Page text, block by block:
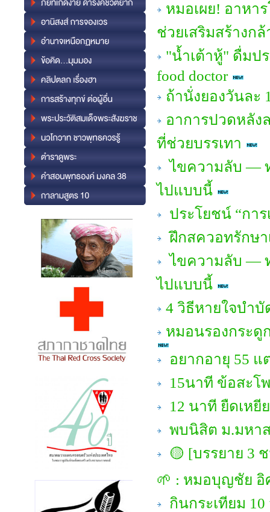
หมอเผย! อาหา
ช่วยเสริมสร้างกล้
"น้ำเต้าหู้" ดื่มป
food doctor
ถ้านั่งยองวันละ
อาการปวดหลัง
ที่ช่วยบรรเทา
ไขความลับ —
ไปแบบนี้
ประโยชน์ “การ
ฝึกสควอทรักษา
ไขความลับ —
ไปแบบนี้
4 วิธีหายใจบำ
หมอนรองกระดู
อยากอายุ 55 แ
15นาที ข้อสะโ
12 นาที ยืดเห
พบนิสิต ม.มหา
🟡 [บรรยาย 3
🌱 : หมอบุญชัย อิ
กินกระเทียม